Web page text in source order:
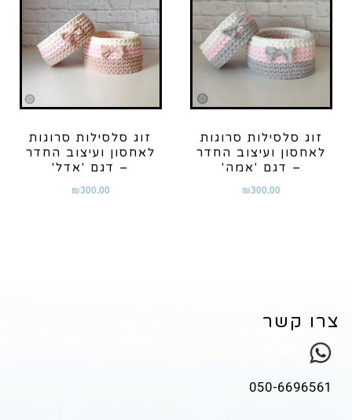
זוג סלסילות סרוגות
לאחסון ועיצוב החדר
– דגם 'אמה'
₪300.00
זוג סלסילות סרוגות
לאחסון ועיצוב החדר
– דגם 'אדל'
₪300.00
צרו קשר
050-6696561